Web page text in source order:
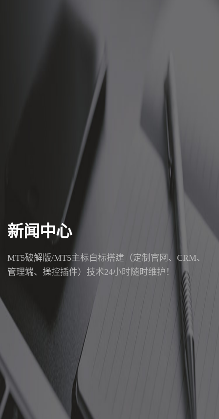
新闻中心
MT5破解版/MT5主标白标搭建（定制官网、CRM、
管理端、操控插件）技术24小时随时维护！